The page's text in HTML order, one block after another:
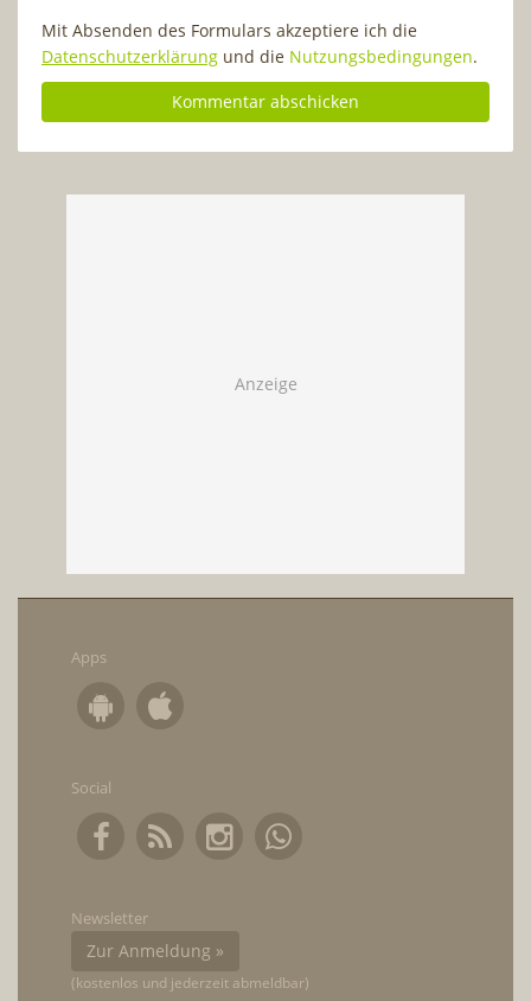
Mit Absenden des Formulars akzeptiere ich die
Datenschutzerklärung und die Nutzungsbedingungen.
Apps
Social
Newsletter
Zur Anmeldung »
(kostenlos und jederzeit abmeldbar)